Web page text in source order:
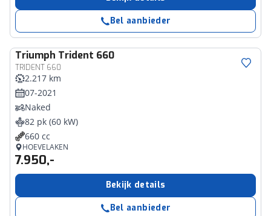
Bel aanbieder
Triumph Trident 660
TRIDENT 660
2.217 km
07-2021
Naked
82 pk (60 kW)
660 cc
HOEVELAKEN
7.950,-
Bekijk details
Bel aanbieder